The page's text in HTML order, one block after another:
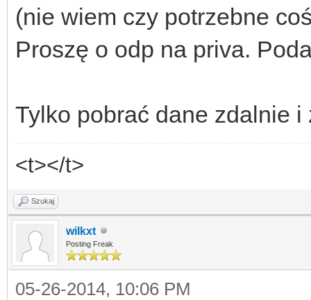
(nie wiem czy potrzebne
Proszę o odp na priva.
Tylko pobrać dane zdalnie
<t></t>
Szukaj
wilkxt
Posting Freak
05-26-2014, 10:06 PM